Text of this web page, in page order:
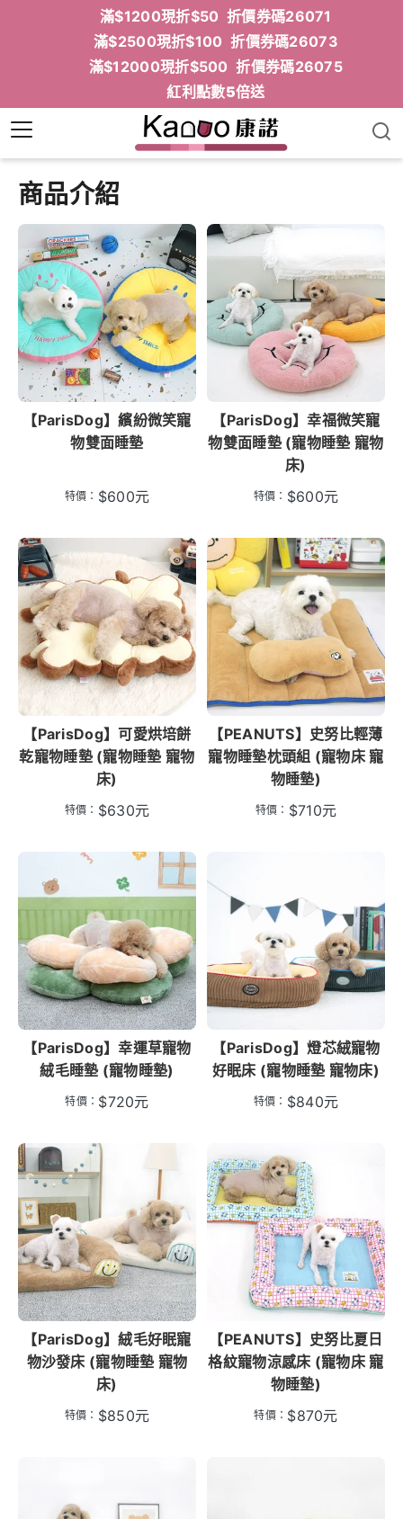
滿$1200現折$50 折價券碼26071
滿$2500現折$100 折價券碼26073
滿$12000現折$500 折價券碼26075
紅利點數5倍送
商品介紹
【ParisDog】繽紛微笑寵
物雙面睡墊
特價： $600元
【ParisDog】幸福微笑寵
物雙面睡墊 (寵物睡墊 寵物
床)
特價： $600元
【ParisDog】可愛烘培餅
乾寵物睡墊 (寵物睡墊 寵物
床)
特價： $630元
【PEANUTS】史努比輕薄
寵物睡墊枕頭組 (寵物床 寵
物睡墊)
特價： $710元
【ParisDog】幸運草寵物
絨毛睡墊 (寵物睡墊)
特價： $720元
【ParisDog】燈芯絨寵物
好眠床 (寵物睡墊 寵物床)
特價： $840元
【ParisDog】絨毛好眠寵
物沙發床 (寵物睡墊 寵物
床)
特價： $850元
【PEANUTS】史努比夏日
格紋寵物涼感床 (寵物床 寵
物睡墊)
特價： $870元